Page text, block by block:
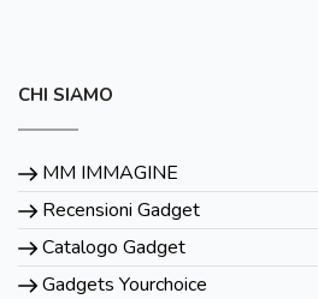
CHI SIAMO
MM IMMAGINE
Recensioni Gadget
Catalogo Gadget
Gadgets Yourchoice